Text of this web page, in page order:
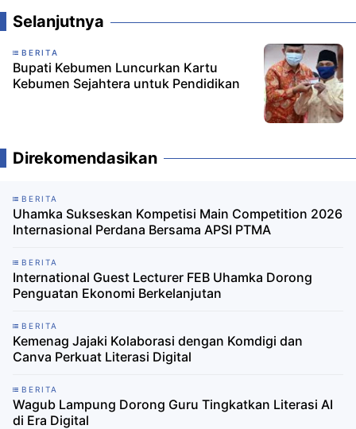
Selanjutnya
BERITA
Bupati Kebumen Luncurkan Kartu
Kebumen Sejahtera untuk Pendidikan
Direkomendasikan
BERITA
Uhamka Sukseskan Kompetisi Main Competition 2026
Internasional Perdana Bersama APSI PTMA
BERITA
International Guest Lecturer FEB Uhamka Dorong
Penguatan Ekonomi Berkelanjutan
BERITA
Kemenag Jajaki Kolaborasi dengan Komdigi dan
Canva Perkuat Literasi Digital
BERITA
Wagub Lampung Dorong Guru Tingkatkan Literasi AI
di Era Digital